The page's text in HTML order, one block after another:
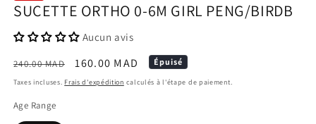
SUCETTE ORTHO 0-6M GIRL PENG/BIRDB
Aucun avis
Prix
habituel
240.00 MAD
Prix
promotionnel
160.00 MAD Épuisé
Taxes incluses. Frais d'expédition calculés à l'étape de paiement.
Age Range